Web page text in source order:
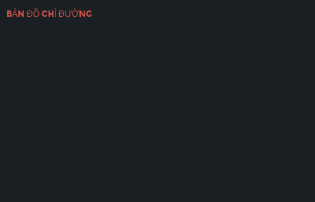
BẢN ĐỒ CHỈ ĐƯỜNG